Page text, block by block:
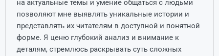
на актуальные темы и умение общаться с людьми
позволяют мне выявлять уникальные истории и
представлять их читателям в доступной и понятной
форме. Я ценю глубокий анализ и внимание к
деталям, стремлюсь раскрывать суть сложных